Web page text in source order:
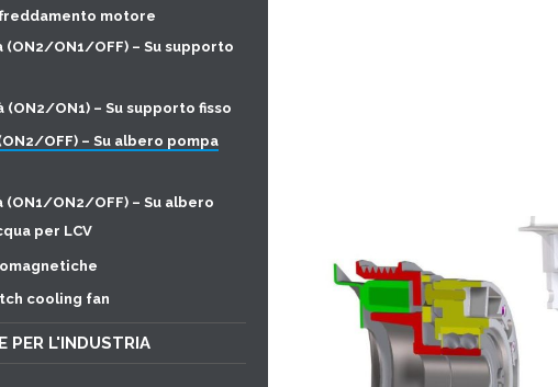
motore
(ON2/ON1/OFF) – Su supporto
(ON2/ON1) – Su supporto fisso
OFF) – Su albero pompa
(ON1/ON2/OFF) – Su albero
per LCV
cooling fan
PER L'INDUSTRIA